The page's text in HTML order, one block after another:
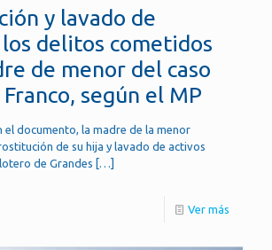
y lavado de
delitos cometidos
de menor del caso
según el MP
el documento, la madre de la menor
de su hija y lavado de activos
de Grandes […]
Ver más